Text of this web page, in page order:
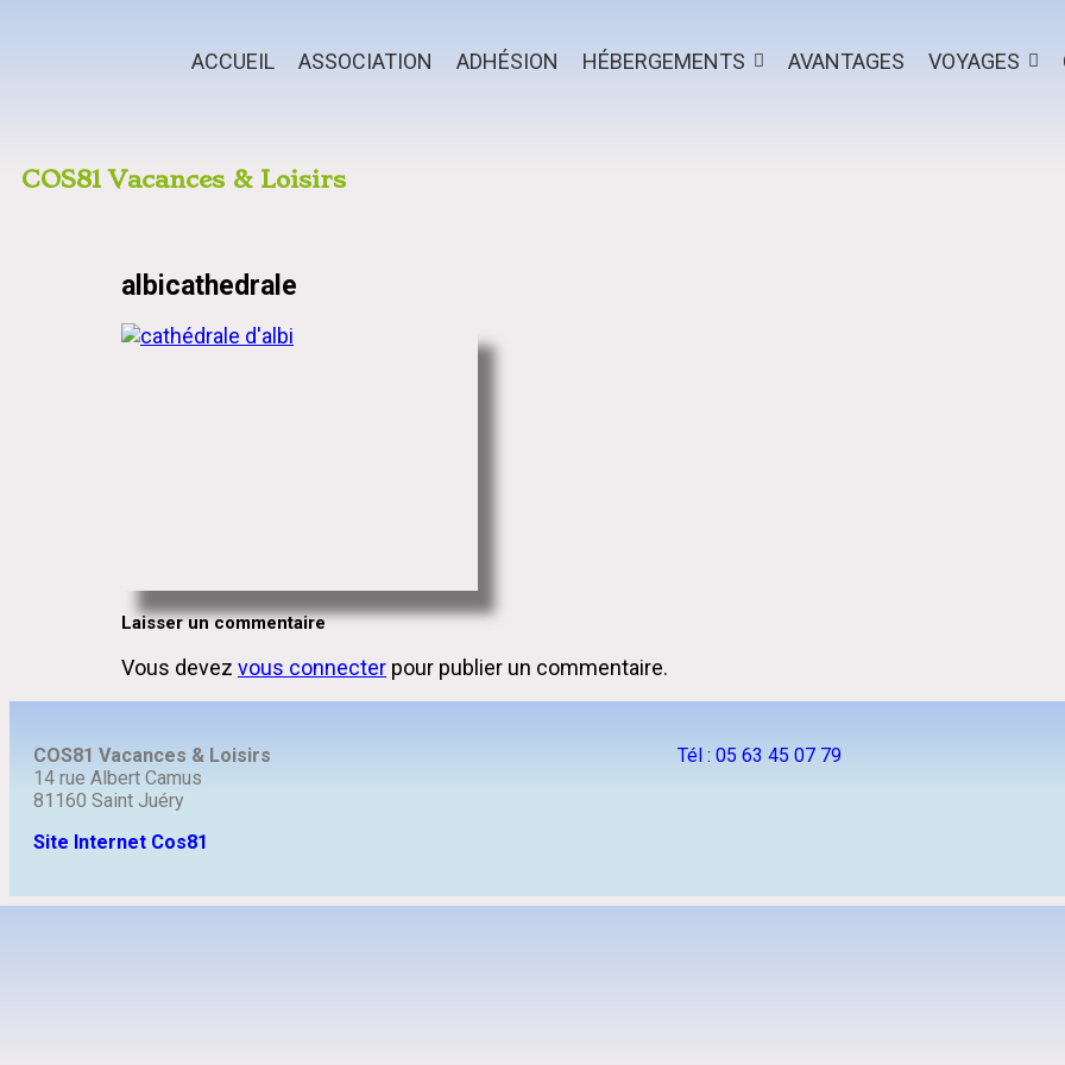
ACCUEIL ASSOCIATION ADHÉSION HÉBERGEMENTS AVANTAGES VOYAGES
COS81 Vacances & Loisirs
albicathedrale
Laisser un commentaire
Vous devez vous connecter pour publier un commentaire.
COS81 Vacances & Loisirs
14 rue Albert Camus
81160 Saint Juéry
Site Internet Cos81
Tél : 05 63 45 07 79